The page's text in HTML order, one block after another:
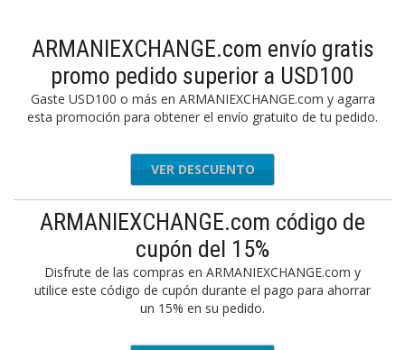
ARMANIEXCHANGE.com envío gratis
promo pedido superior a USD100
Gaste USD100 o más en ARMANIEXCHANGE.com y agarra
esta promoción para obtener el envío gratuito de tu pedido.
VER DESCUENTO
ARMANIEXCHANGE.com código de
cupón del 15%
Disfrute de las compras en ARMANIEXCHANGE.com y
utilice este código de cupón durante el pago para ahorrar
un 15% en su pedido.